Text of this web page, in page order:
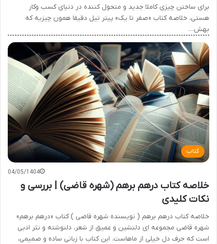
برای ساختن چیزی کاملا جدید و متحول کننده در دنیای کسب وکار
هستی، خلاصه کتاب «صفر تا یک» پیتر تیل دقیقا همون چیزیه که
بهش…
کتاب
04/05/1404
خلاصه کتاب درهم برهم (شهره قاضی) | بررسی و
نکات کلیدی
خلاصه کتاب درهم برهم ( نویسنده شهره قاضی ) کتاب «درهم برهم»
شهره قاضی مجموعه ای دلنشین و عمیق از شعر، دلنوشته و نثر ادبی
است که حرف دل خیلی از ماهاست. این کتاب با زبانی ساده و صمیمی،